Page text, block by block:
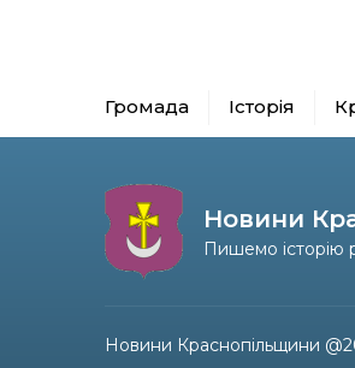
Громада Історія
Новини
Пишемо історію
Новини Краснопільщини